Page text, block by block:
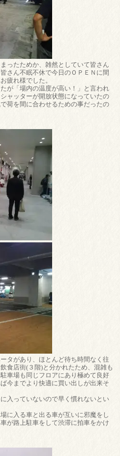
ったためか、雑然としていて皆さん
さん不眠不休で今日のＯＰＥＮに間
疲れ様でした。
が「場内の温度が高い！」と言われ
ャッターが開放状態になっていたの
荷を間に合わせるための事だったの
タがあり、ほとんど待ち時間なく往
食店街(３階)と分かれたため、混雑も
車場も同じフロアにあり極めて良好
今までより快適に買い出しが出来そ
入っていないので早く慣れないとい
に入る車と出る車が互いに邪魔をし
が路上駐車をして渋滞に拍車をかけ